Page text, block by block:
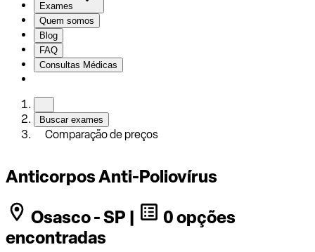
Exames
Quem somos
Blog
FAQ
Consultas Médicas
Buscar exames
Comparação de preços
Anticorpos Anti-Poliovírus
Osasco - SP |
0 opções
encontradas